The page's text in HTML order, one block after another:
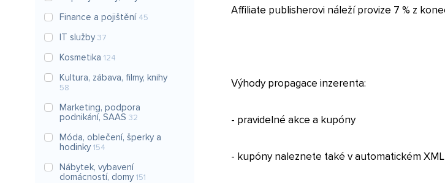
Finance a pojištění 45
IT služby 37
Kosmetika 124
Kultura, zábava, filmy, knihy
58
Marketing, podpora
podnikání, SAAS 32
Móda, oblečení, šperky a
hodinky 154
Nábytek, vybavení
domácností, domy 151
Affiliate publisherovi náleží provize 7 % z
Výhody propagace inzerenta:
- pravidelné akce a kupóny
- kupóny naleznete také v automatickém